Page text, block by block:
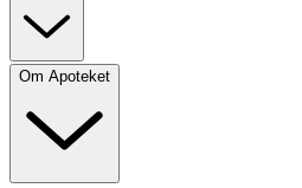
Om Apoteket